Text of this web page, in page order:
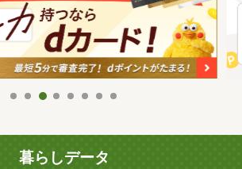
暮らしデータ